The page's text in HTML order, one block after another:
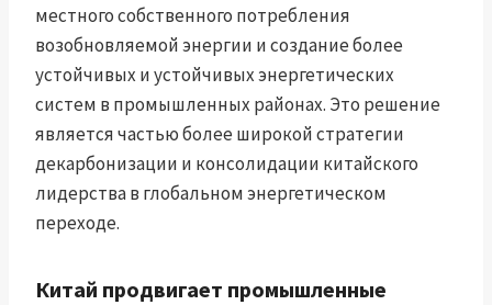
местного собственного потребления
возобновляемой энергии и создание более
устойчивых и устойчивых энергетических
систем в промышленных районах. Это решение
является частью более широкой стратегии
декарбонизации и консолидации китайского
лидерства в глобальном энергетическом
переходе.
Китай продвигает промышленные